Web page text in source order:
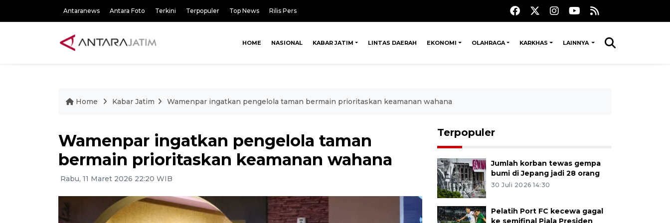
Antaranews Antara Foto Terkini Terpopuler Top News Rilis Pers
HOME NASIONAL KABAR JATIM LINTAS DAERAH EKONOMI OLAHRAGA KARKHAS LAINNYA
Home Kabar Jatim Wamenpar ingatkan pengelola taman bermain prioritaskan keamanan wahana
Wamenpar ingatkan pengelola taman
bermain prioritaskan keamanan wahana
Rabu, 11 Maret 2026 22:20 WIB
Terpopuler
Jumlah korban tewas gempa
bumi di Jepang jadi 28 orang
30 Juli 2026 14:30
Pelatih Port FC kecewa gagal
ke semifinal Piala Presiden